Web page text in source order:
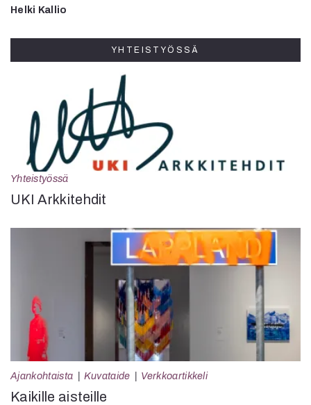
Helki Kallio
YHTEISTYÖSSÄ
Yhteistyössä
UKI Arkkitehdit
Ajankohtaista Kuvataide Verkkoartikkeli
Kaikille aisteille